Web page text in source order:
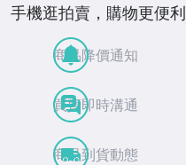
手機逛拍賣，購物更便利
商品降價通知
買賣即時溝通
商品到貨動態